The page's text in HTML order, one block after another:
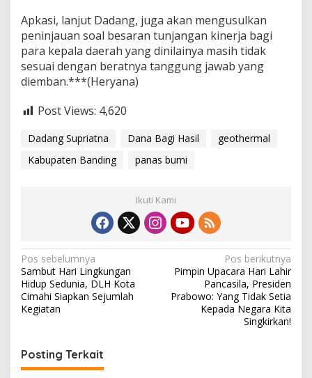
Apkasi, lanjut Dadang, juga akan mengusulkan
peninjauan soal besaran tunjangan kinerja bagi
para kepala daerah yang dinilainya masih tidak
sesuai dengan beratnya tanggung jawab yang
diemban.***(Heryana)
Post Views: 4,620
Dadang Supriatna Dana Bagi Hasil
geothermal
Kabupaten Banding
panas bumi
Ikuti Kami
N
a
v
a
Pos sebelumnya
Sambut Hari Lingkungan
Hidup Sedunia, DLH Kota
Cimahi Siapkan Sejumlah
Kegiatan
Pos berikutnya
Pimpin Upacara Hari Lahir
Pancasila, Presiden
Prabowo: Yang Tidak Setia
Kepada Negara Kita
Singkirkan!
Posting Terkait